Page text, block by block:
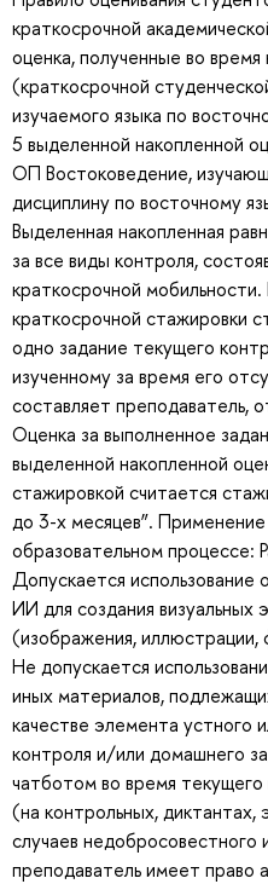
краткосрочной
оценка, полученные во
(краткосрочной
изучаемого языка по
5 выделенной накопленной
ОП Востоковедение,
дисциплину по восточному
Выделенная накопленная
за все виды контроля,
краткосрочной
краткосрочной стажировки
одно задание текущего
изученному за время его
составляет преподаватель,
Оценка за выполненное
выделенной накопленной
стажировкой считается
до 3-х месяцев”.
образовательном процессе:
Допускается
ИИ для создания визуальных
(изображения, иллюстрации,
Не допускается
иных материалов,
качестве элемента устного
контроля и/или домашнего
чатботом во время
(на контрольных, диктантах,
случаев
преподаватель имеет право